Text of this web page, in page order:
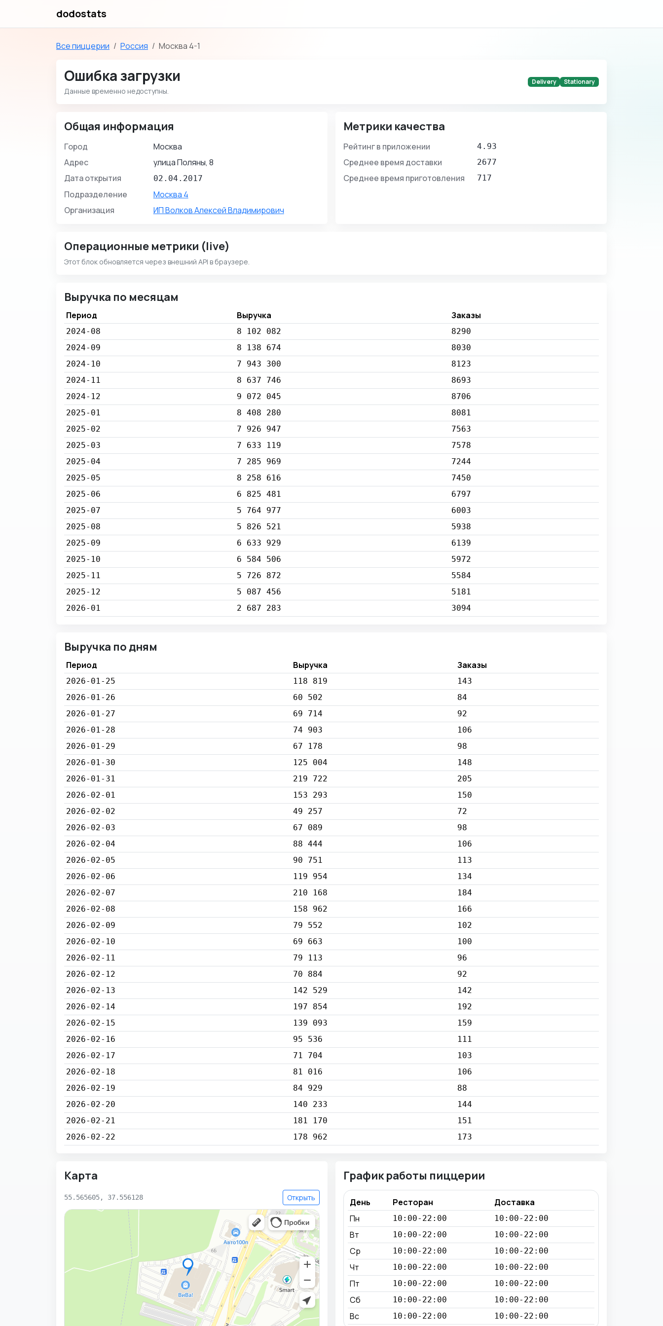
dodostats
Все пиццерии Россия Москва 4-1
Ошибка загрузки
Данные временно недоступны.
Delivery Stationary
Общая информация
Город
Москва
Адрес
улица Поляны, 8
Дата открытия
02.04.2017
Подразделение
Москва 4
Организация
ИП Волков Алексей Владимирович
Метрики качества
Рейтинг в приложении 4.93
Среднее время доставки 2677
Среднее время приготовления 717
Операционные метрики (live)
Этот блок обновляется через внешний API в браузере.
Выручка по месяцам
Период Выручка Заказы
2024-08 8 102 082
8290
2024-09
8 138 674
8030
2024-10
7 943 300
8123
2024-11
8 637 746
8693
2024-12
9 072 045
8706
2025-01
8 408 280
8081
2025-02
7 926 947
7563
2025-03
7 633 119
7578
2025-04
7 285 969
7244
2025-05
8 258 616
7450
2025-06
6 825 481
6797
2025-07
5 764 977
6003
2025-08
5 826 521
5938
2025-09
6 633 929
6139
2025-10
6 584 506
5972
2025-11
5 726 872
5584
2025-12
5 087 456
5181
2026-01
2 687 283 3094
Выручка по дням
Период Выручка Заказы
2026-01-25 118 819
143
2026-01-26
60 502
84
2026-01-27
69 714
92
2026-01-28
74 903
106
2026-01-29
67 178
98
2026-01-30
125 004
148
2026-01-31
219 722
205
2026-02-01
153 293
150
2026-02-02
49 257
72
2026-02-03
67 089
98
2026-02-04
88 444
106
2026-02-05
90 751
113
2026-02-06
119 954
134
2026-02-07
210 168
184
2026-02-08
158 962
166
2026-02-09
79 552
102
2026-02-10
69 663
100
2026-02-11
79 113
96
2026-02-12
70 884
92
2026-02-13
142 529
142
2026-02-14
197 854
192
2026-02-15
139 093
159
2026-02-16
95 536
111
2026-02-17
71 704
103
2026-02-18
81 016
106
2026-02-19
84 929
88
2026-02-20
140 233
144
2026-02-21
181 170
151
2026-02-22
178 962 173
Карта
55.565605, 37.556128 Открыть
График работы пиццерии
День Ресторан
Доставка
Пн
10:00-22:00 10:00-22:00
Вт 10:00-22:00 10:00-22:00
Ср 10:00-22:00 10:00-22:00
Чт 10:00-22:00 10:00-22:00
Пт 10:00-22:00 10:00-22:00
Сб 10:00-22:00 10:00-22:00
Вс 10:00-22:00 10:00-22:00